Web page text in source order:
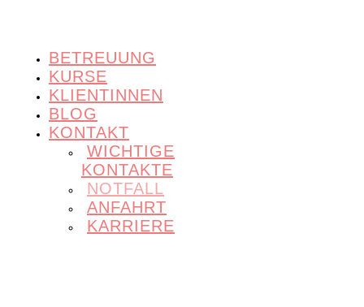
BETREUUNG
KURSE
KLIENTINNEN
BLOG
KONTAKT
WICHTIGE
KONTAKTE
NOTFALL
ANFAHRT
KARRIERE